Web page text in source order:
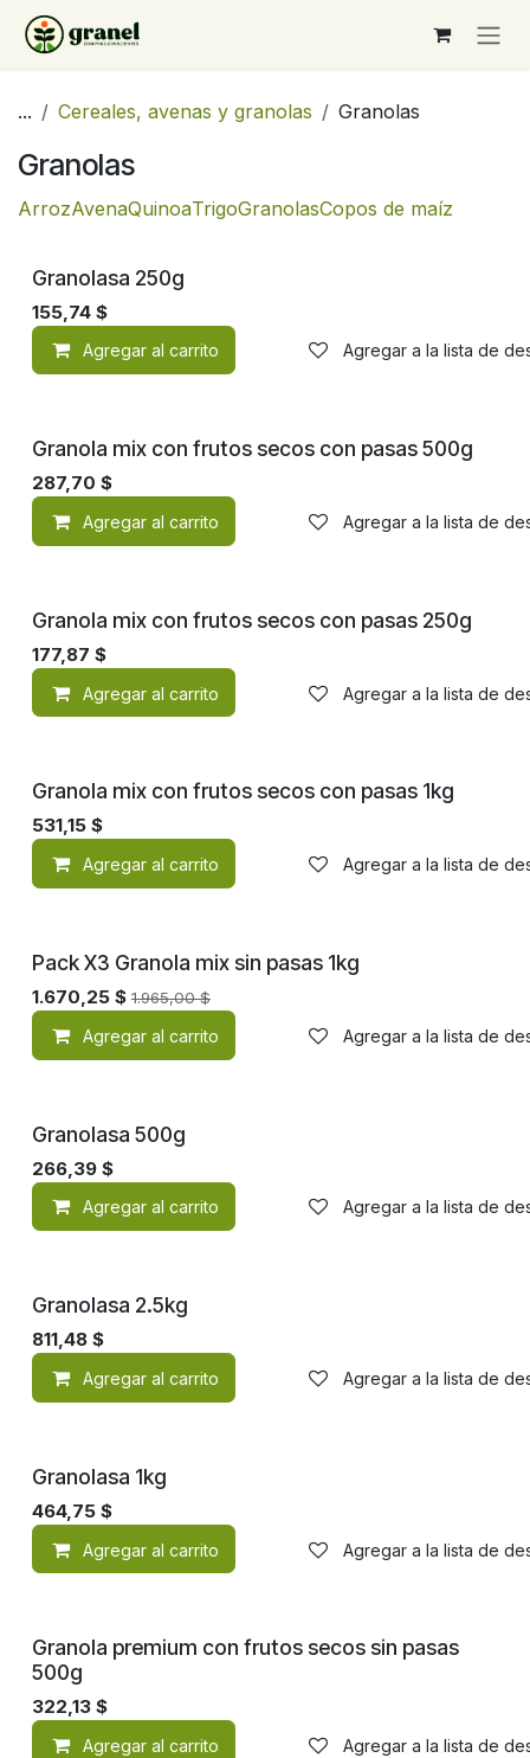
Ir al contenido
... Cereales, avenas y granolas Granolas
Granolas
ArrozAvenaQuinoaTrigoGranolasCopos de maíz
Granolasa 250g
155,74 $
Agregar al carrito Agregar a la lista de
Granola mix con frutos secos con pasas 500g
287,70 $
Agregar al carrito Agregar a la lista de
Granola mix con frutos secos con pasas 250g
177,87 $
Agregar al carrito Agregar a la lista de
Granola mix con frutos secos con pasas 1kg
531,15 $
Agregar al carrito Agregar a la lista de
Pack X3 Granola mix sin pasas 1kg
1.670,25 $ 1.965,00$
Agregar al carrito Agregar a la lista de
Granolasa 500g
266,39 $
Agregar al carrito Agregar a la lista de
Granolasa 2.5kg
811,48 $
Agregar al carrito Agregar a la lista de
Granolasa 1kg
464,75 $
Agregar al carrito Agregar a la lista de
Granola premium con frutos secos sin pasas
500g
322,13 $
Agregar al carrito Agregar a la lista de